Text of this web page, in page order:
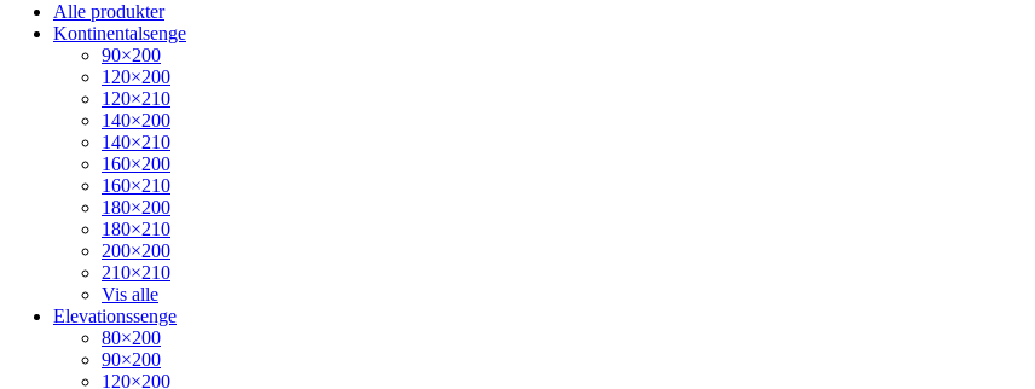
Alle produkter
Kontinentalsenge
90×200
120×200
120×210
140×200
140×210
160×200
160×210
180×200
180×210
200×200
210×210
Vis alle
Elevationssenge
80×200
90×200
120×200